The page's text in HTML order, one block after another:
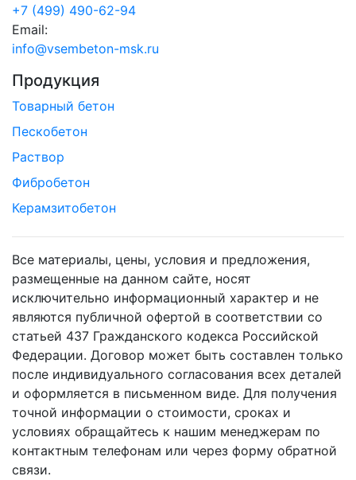
+7 (499) 490-62-94
Email:
info@vsembeton-msk.ru
Продукция
Товарный бетон
Пескобетон
Раствор
Фибробетон
Керамзитобетон
Все материалы, цены, условия и предложения,
размещенные на данном сайте, носят
исключительно информационный характер и не
являются публичной офертой в соответствии со
статьей 437 Гражданского кодекса Российской
Федерации. Договор может быть составлен только
после индивидуального согласования всех деталей
и оформляется в письменном виде. Для получения
точной информации о стоимости, сроках и
условиях обращайтесь к нашим менеджерам по
контактным телефонам или через форму обратной
связи.